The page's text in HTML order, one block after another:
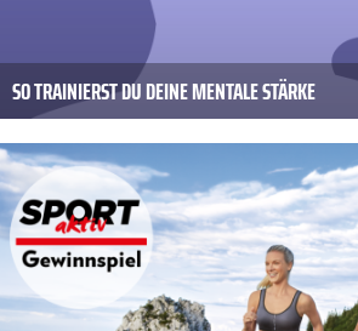
SO TRAINIERST DU DEINE MENTALE STÄRKE